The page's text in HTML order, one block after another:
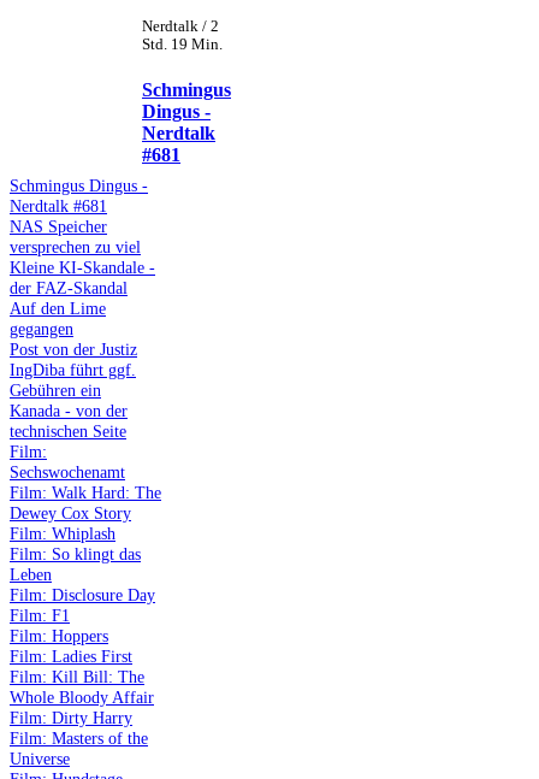
Nerdtalk / 2
Std. 19 Min.
Schmingus
Dingus -
Nerdtalk
#681
Schmingus Dingus -
Nerdtalk #681
NAS Speicher
versprechen zu viel
Kleine KI-Skandale -
der FAZ-Skandal
Auf den Lime
gegangen
Post von der Justiz
IngDiba führt ggf.
Gebühren ein
Kanada - von der
technischen Seite
Film:
Sechswochenamt
Film: Walk Hard: The
Dewey Cox Story
Film: Whiplash
Film: So klingt das
Leben
Film: Disclosure Day
Film: F1
Film: Hoppers
Film: Ladies First
Film: Kill Bill: The
Whole Bloody Affair
Film: Dirty Harry
Film: Masters of the
Universe